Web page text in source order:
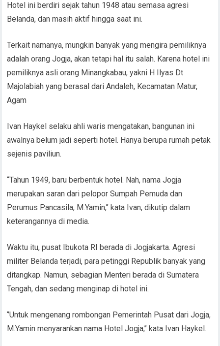
Hotel ini berdiri sejak tahun 1948 atau semasa agresi
Belanda, dan masih aktif hingga saat ini.
Terkait namanya, mungkin banyak yang mengira pemiliknya
adalah orang Jogja, akan tetapi hal itu salah. Karena hotel ini
pemiliknya asli orang Minangkabau, yakni H Ilyas Dt
Majolabiah yang berasal dari Andaleh, Kecamatan Matur,
Agam
Ivan Haykel selaku ahli waris mengatakan, bangunan ini
awalnya belum jadi seperti hotel. Hanya berupa rumah petak
sejenis paviliun.
“Tahun 1949, baru berbentuk hotel. Nah, nama Jogja
merupakan saran dari pelopor Sumpah Pemuda dan
Perumus Pancasila, M.Yamin,’’ kata Ivan, dikutip dalam
keterangannya di media.
Waktu itu, pusat Ibukota RI berada di Jogjakarta. Agresi
militer Belanda terjadi, para petinggi Republik banyak yang
ditangkap. Namun, sebagian Menteri berada di Sumatera
Tengah, dan sedang menginap di hotel ini.
‘’Untuk mengenang rombongan Pemerintah Pusat dari Jogja,
M.Yamin menyarankan nama Hotel Jogja,’’ kata Ivan Haykel.